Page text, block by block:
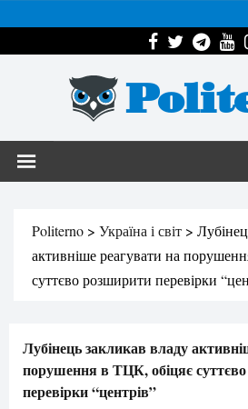
Politerno > Україна і світ >
активніше реагувати на
суттєво розширити перевірки
Лубінець закликав владу
порушення в ТЦК, обіцяє
перевірки “центрів”